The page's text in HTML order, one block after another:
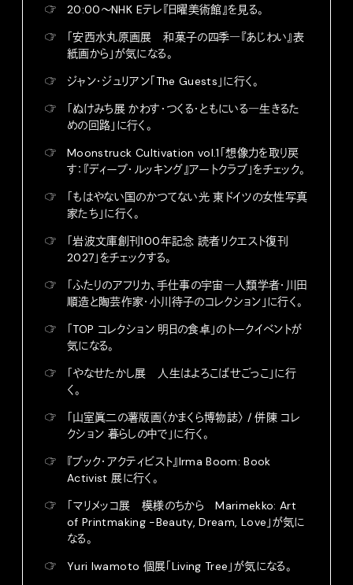
☞
20:00〜NHK Eテレ『日曜美術館』を見る。
☞
「安西水丸原画展 和菓子の四季―『あじわい』表
紙画から」が気になる。
☞
ジャン・ジュリアン「The Guests」に行く。
☞
「ぬけみち展 かわす・つくる・ともにいる―生きるた
めの回路」に行く。
☞
Moonstruck Cultivation vol.1「想像力を取り戻
す：『ディープ・ルッキング』アートクラブ」をチェック。
☞
「もはやない国のかつてない光 東ドイツの女性写真
家たち」に行く。
☞
「岩波文庫創刊100年記念 読者リクエスト復刊
2027」をチェックする。
☞
「ふたりのアフリカ、手仕事の宇宙―人類学者・川田
順造と陶芸作家・小川待子のコレクション」に行く。
☞
「TOP コレクション 明日の食卓」のトークイベントが
気になる。
☞
「やなせたかし展 人生はよろこばせごっこ」に行
く。
☞
「山室眞二の薯版画〈かまくら博物誌〉 / 併陳 コレ
クション 暮らしの中で」に行く。
☞
『ブック・アクティビスト』Irma Boom: Book
Activist 展に行く。
☞
「マリメッコ展 模様のちから Marimekko: Art
of Printmaking -Beauty, Dream, Love」が気に
なる。
☞
Yuri Iwamoto 個展「Living Tree」が気になる。